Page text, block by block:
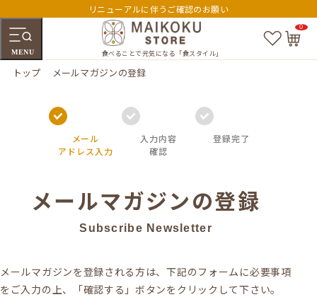
リニューアルに伴うご確認のお願い
MENU 食べることで元気になる「食スタイル」
お
気
カ
0
トップ メールマガジンの登録
メール
アドレス入力
入力内容
確認
登録完了
メールマガジンの登録
Subscribe Newsletter
メールマガジンを登録される方は、下記のフォームに必要事項
をご入力の上、「確認する」ボタンをクリックして下さい。